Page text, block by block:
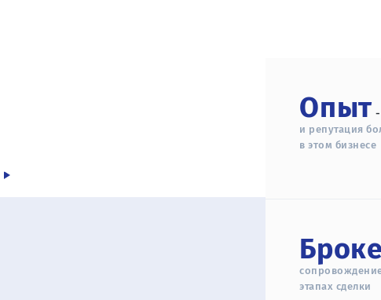
Опыт -
и репутация
в этом бизнесе
этапах сделки